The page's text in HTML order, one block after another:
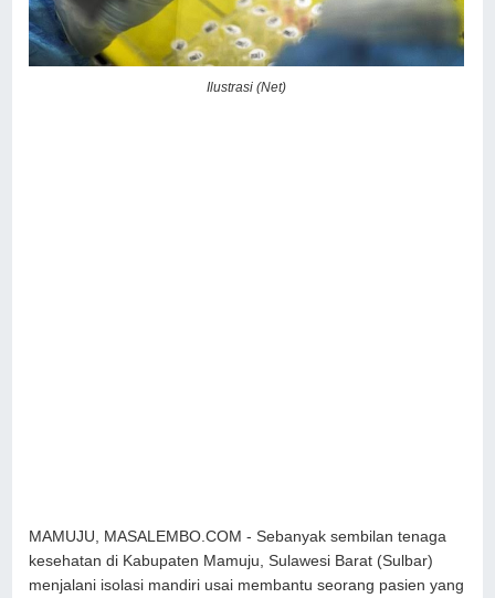
Ilustrasi (Net)
MAMUJU, MASALEMBO.COM - Sebanyak sembilan tenaga
kesehatan di Kabupaten Mamuju, Sulawesi Barat (Sulbar)
menjalani isolasi mandiri usai membantu seorang pasien yang